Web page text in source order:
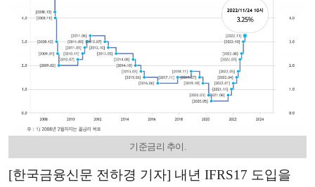
기준금리 추이.
[한국금융신문 전하경 기자] 내년 IFRS17 도입을